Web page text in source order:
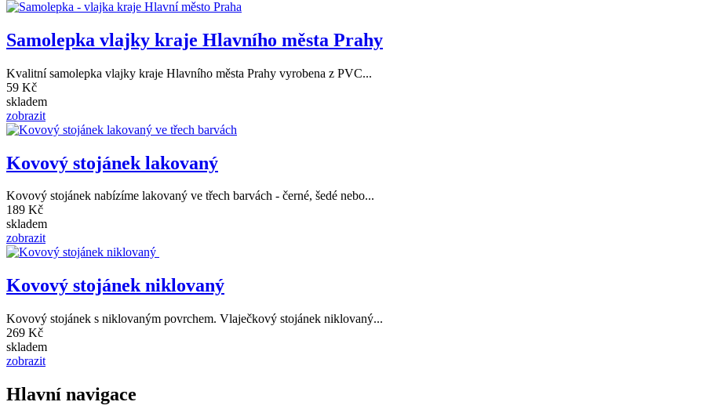
Samolepka vlajky kraje Hlavního města Prahy
Kvalitní samolepka vlajky kraje Hlavního města Prahy vyrobena z PVC...
59 Kč
skladem
zobrazit
Kovový stojánek lakovaný
Kovový stojánek nabízíme lakovaný ve třech barvách - černé, šedé nebo...
189 Kč
skladem
zobrazit
Kovový stojánek niklovaný
Kovový stojánek s niklovaným povrchem. Vlaječkový stojánek niklovaný...
269 Kč
skladem
zobrazit
Hlavní navigace